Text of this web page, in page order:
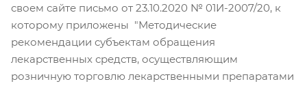
своем сайте письмо от 23.10.2020 № 01И-2007/20, к
которому приложены "Методические
рекомендации субъектам обращения
лекарственных средств, осуществляющим
розничную торговлю лекарственными препаратами